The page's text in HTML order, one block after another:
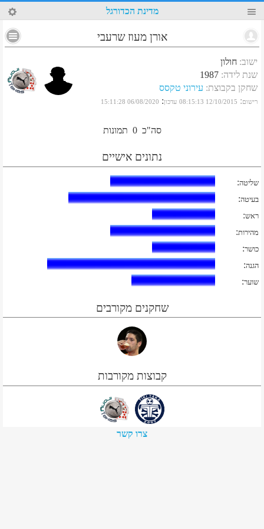
81 מדינת הכדורגל
אורן מעוז שרעבי
ישוב: חולון
שנת לידה:
1987
שחקן בקבוצת: עירוני טקסס
רישום:
12/10/2015 08:15:13 עדכון:
06/08/2020 15:11:28
סה"כ 0 תמונות
נתונים אישיים
שליטה:
בעיטה:
ראש:
מהירות:
כושר:
הגנה:
שוער:
שחקנים מקורבים
קבוצות מקורבות
צרו קשר